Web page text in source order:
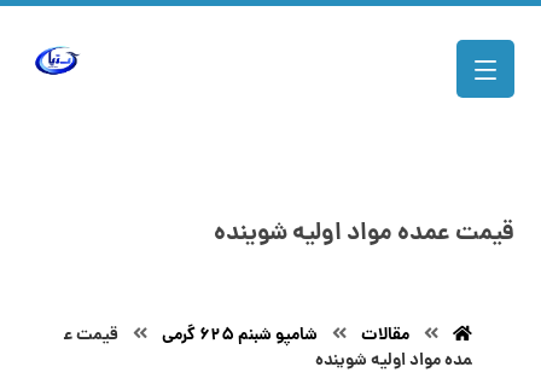
قیمت عمده مواد اولیه شوینده
مقالات شامپو شبنم 625 گرمی
قیمت ع
مده مواد اولیه شوینده